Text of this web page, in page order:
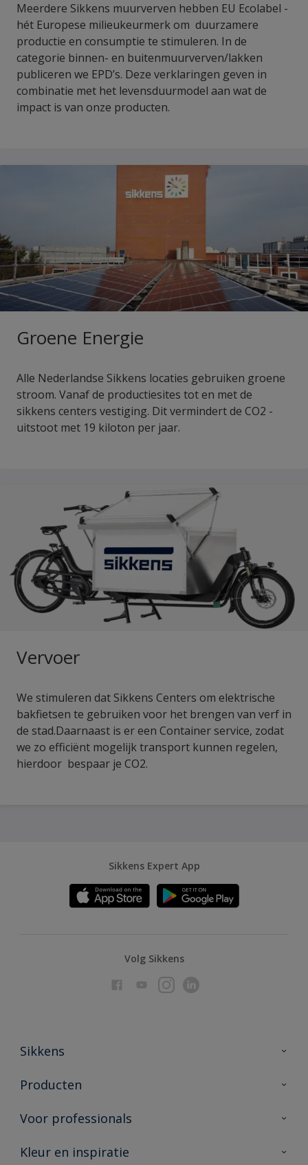
Meerdere Sikkens muurverven hebben EU Ecolabel -
hét Europese milieukeurmerk om duurzamere
productie en consumptie te stimuleren. In de
categorie binnen- en buitenmuurverven/lakken
publiceren we EPD’s. Deze verklaringen geven in
combinatie met het levensduurmodel aan wat de
impact is van onze producten.
Groene Energie
Alle Nederlandse Sikkens locaties gebruiken groene
stroom. Vanaf de productiesites tot en met de
sikkens centers vestiging. Dit vermindert de CO2 -
uitstoot met 19 kiloton per jaar.
Vervoer
We stimuleren dat Sikkens Centers om elektrische
bakfietsen te gebruiken voor het brengen van verf in
de stad.Daarnaast is er een Container service, zodat
we zo efficiënt mogelijk transport kunnen regelen,
hierdoor bespaar je CO2.
Sikkens Expert App
Volg Sikkens
Sikkens
Over Sikkens
Duurzaamheid
Producten
Producten voor binnen
Vind je verkooppunt
Voor professionals
Advies & service
Kleur en inspiratie